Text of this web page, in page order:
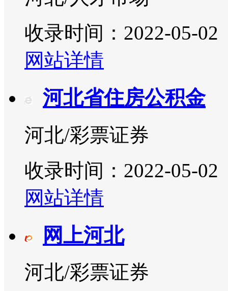
收录时间：2022-05-02
网站详情
河北省住房公积金
河北/彩票证券
收录时间：2022-05-02
网站详情
网上河北
河北/彩票证券